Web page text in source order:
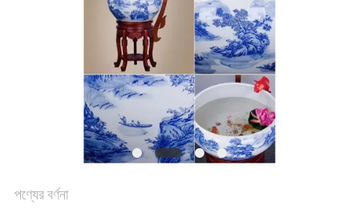
PRIVACY
পণ্যের বর্ণনা